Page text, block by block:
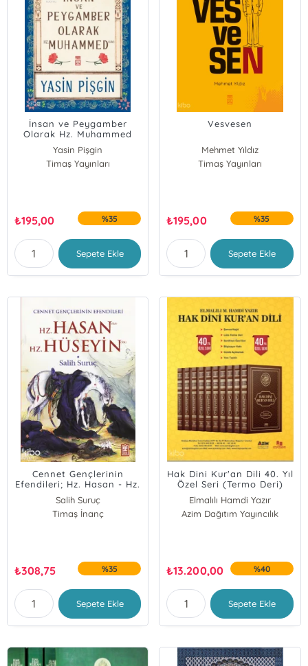
İnsan ve Peygamber
Olarak Hz. Muhammed
Yasin Pişgin
Timaş Yayınları
₺195,00 %35
Sepete Ekle
Vesvesen
Mehmet Yıldız
Timaş Yayınları
₺195,00 %35
Sepete Ekle
Cennet Gençlerinin
Efendileri; Hz. Hasan - Hz.
Hüseyin
Salih Suruç
Timaş İnanç
₺308,75 %35
Sepete Ekle
Hak Dini Kur'an Dili 40. Yıl
Özel Seri (Termo Deri)
Elmalılı Hamdi Yazır
Azim Dağıtım Yayıncılık
₺13.200,00 %40
Sepete Ekle